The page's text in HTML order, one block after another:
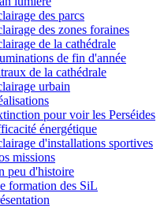
des parcs
des zones foraines
de la cathédrale
de fin d'année
de la cathédrale
urbain
pour voir les Perséides
énergétique
d'installations sportives
missions
peu d'histoire
formation des SiL